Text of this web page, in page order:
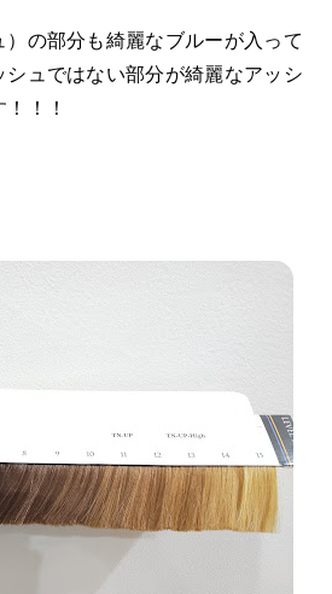
の部分も綺麗なブルーが入って
ュではない部分が綺麗なアッシ
！！